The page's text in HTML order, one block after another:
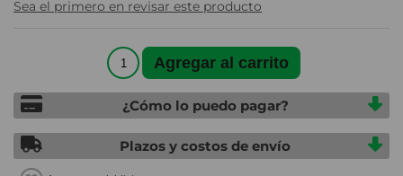
Sea el primero en revisar este producto
¿Cómo lo puedo pagar?
Plazos y costos de envío